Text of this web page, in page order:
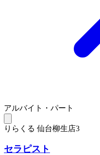
アルバイト・パート
りらくる 仙台柳生店3
セラピスト